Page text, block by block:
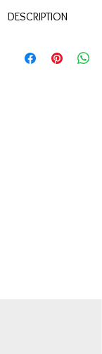
DESCRIPTION
Pierres:
Diamant 0.05